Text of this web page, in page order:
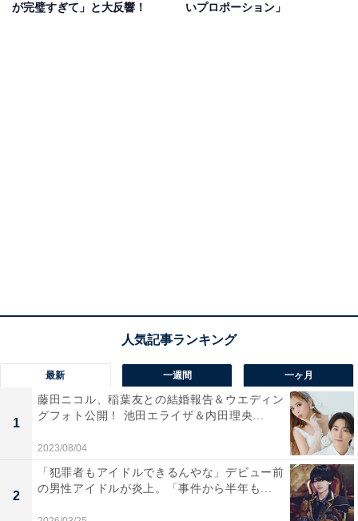
が完璧すぎて」と大反響！
いプロポーション」
最新 一週間 一ヶ月
1
藤田ニコル、稲葉友との結婚報告＆ウエディン
グフォト公開！ 池田エライザ＆内田理央...
2023/08/04
2
「犯罪者もアイドルできるんやな」デビュー前
の男性アイドルが炎上。「事件から半年も...